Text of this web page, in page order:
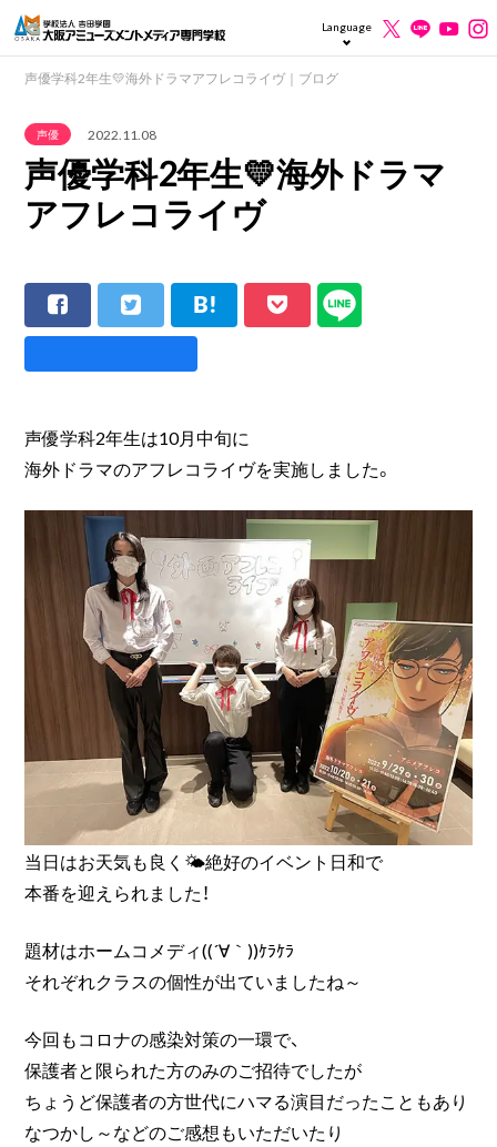
Language
声優学科2年生💛海外ドラマアフレコライヴ｜ブログ
声優 2022.11.08
声優学科2年生💛海外ドラマ
アフレコライヴ
声優学科2年生は10月中旬に
海外ドラマのアフレコライヴを実施しました。
当日はお天気も良く🌤絶好のイベント日和で
本番を迎えられました！
題材はホームコメディ((´∀｀))ｹﾗｹﾗ
それぞれクラスの個性が出ていましたね～
今回もコロナの感染対策の一環で、
保護者と限られた方のみのご招待でしたが
ちょうど保護者の方世代にハマる演目だったこともあり
なつかし～などのご感想もいただいたり